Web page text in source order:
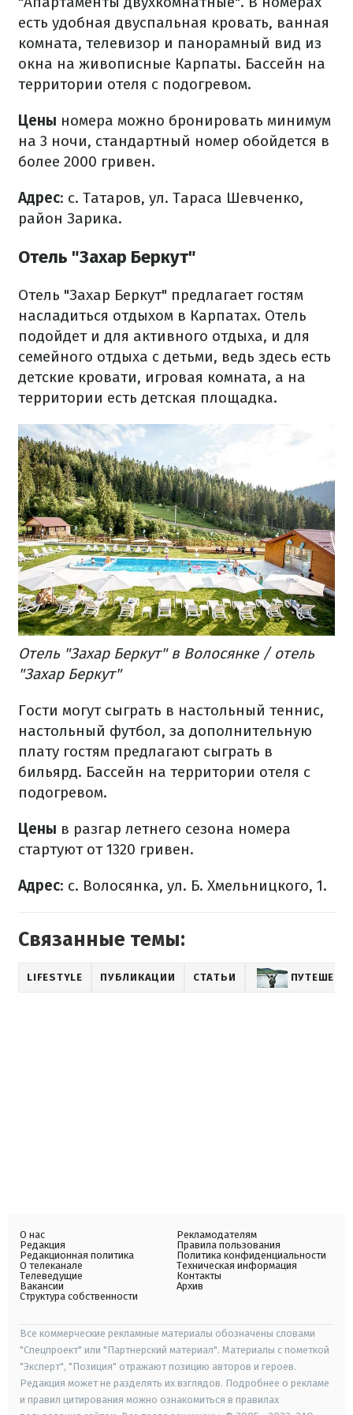
есть удобная двуспальная кровать, ванная
комната, телевизор и панорамный вид из
окна на живописные Карпаты. Бассейн на
территории отеля с подогревом.
Цены номера можно бронировать минимум
на 3 ночи, стандартный номер обойдется в
более 2000 гривен.
Адрес: с. Татаров, ул. Тараса Шевченко,
район Зарика.
Отель "Захар Беркут"
Отель "Захар Беркут" предлагает гостям
насладиться отдыхом в Карпатах. Отель
подойдет и для активного отдыха, и для
семейного отдыха с детьми, ведь здесь есть
детские кровати, игровая комната, а на
территории есть детская площадка.
Отель "Захар Беркут" в Волосянке / отель
"Захар Беркут"
Гости могут сыграть в настольный теннис,
настольный футбол, за дополнительную
плату гостям предлагают сыграть в
бильярд. Бассейн на территории отеля с
подогревом.
Цены в разгар летнего сезона номера
стартуют от 1320 гривен.
Адрес: с. Волосянка, ул. Б. Хмельницкого, 1.
Связанные темы:
LIFESTYLE ПУБЛИКАЦИИ СТАТЬИ
О нас
Редакция
Редакционная политика
О телеканале
Телеведущие
Вакансии
Структура собственности
Рекламодателям
Правила пользования
Политика конфиденциальности
Техническая информация
Контакты
Архив
Все коммерческие рекламные материалы обозначены словами
"Спецпроект" или "Партнерский материал". Материалы с пометкой
"Эксперт", "Позиция" отражают позицию авторов и героев.
Редакция может не разделять их взглядов. Подробнее о рекламе
и правил цитирования можно ознакомиться в правилах